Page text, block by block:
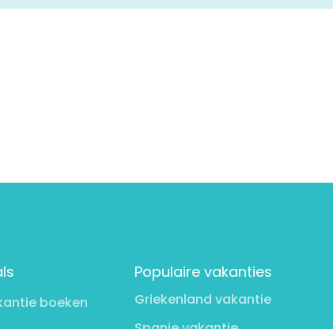
boeken
Populaire vakanties
Griekenland vakantie